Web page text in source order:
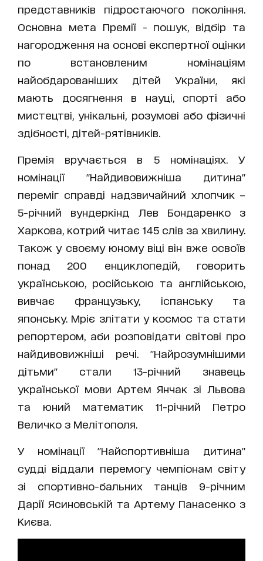
представників підростаючого покоління.
Основна мета Премії - пошук, відбір та
нагородження на основі експертної оцінки
по встановленим номінаціям
найобдарованіших дітей України, які
мають досягнення в науці, спорті або
мистецтві, унікальні, розумові або фізичні
здібності, дітей-рятівників.
Премія вручається в 5 номінаціях. У
номінації "Найдивовижніша дитина"
переміг справді надзвичайний хлопчик –
5-річний вундеркінд Лев Бондаренко з
Харкова, котрий читає 145 слів за хвилину.
Також у своєму юному віці він вже освоїв
понад 200 енциклопедій, говорить
українською, російською та англійською,
вивчає французьку, іспанську та
японську. Мріє злітати у космос та стати
репортером, аби розповідати світові про
найдивовижніші речі. "Найрозумнішими
дітьми" стали 13-річний знавець
української мови Артем Янчак зі Львова
та юний математик 11-річний Петро
Величко з Мелітополя.
У номінації "Найспортивніша дитина"
судді віддали перемогу чемпіонам світу
зі спортивно-бальних танців 9-річним
Дарії Ясиновській та Артему Панасенко з
Києва.